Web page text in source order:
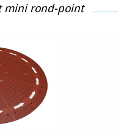
mini rond-point